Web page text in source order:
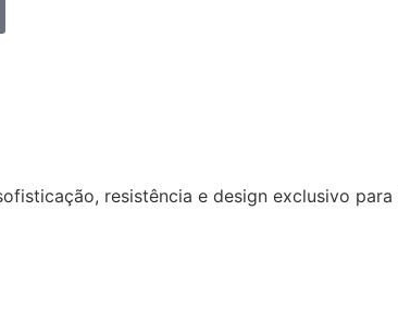
resistência e design exclusivo